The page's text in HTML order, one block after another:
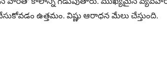
ఉత్తమం. విష్ణు ఆరాధన మేలు చేస్తుంది.